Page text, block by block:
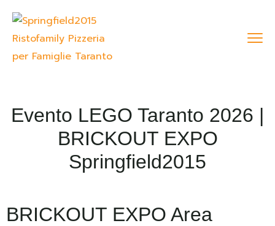
Evento LEGO Taranto 2026 |
BRICKOUT EXPO
Springfield2015
BRICKOUT EXPO Area